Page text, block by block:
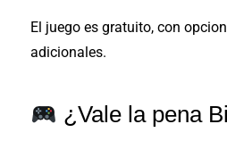
El juego es gratuito, con
adicionales.
¿Vale la pena